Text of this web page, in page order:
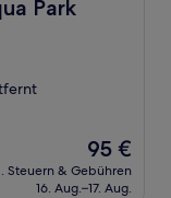
Park
Alam
Der
Preis
beträgt
95 €
Steuern & Gebühren
16. Aug.–17. Aug.